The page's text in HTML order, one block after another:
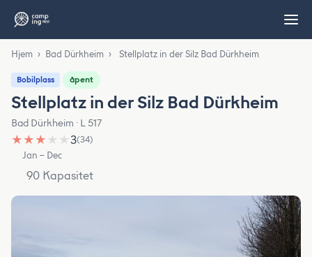
Hjem › Bad Dürkheim › Stellplatz in der Silz Bad Dürkheim
Bobilplass åpent
Stellplatz in der Silz Bad Dürkheim
Bad Dürkheim · L 517
★ ★ ★ ★ ★3(34)
Jan – Dec
90 Kapasitet